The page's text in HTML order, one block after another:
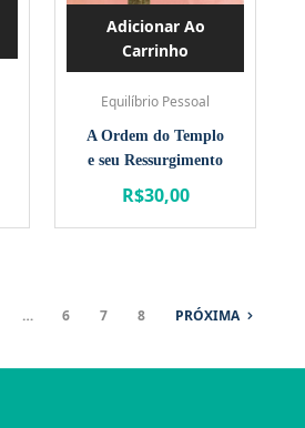
Adicionar Ao
Carrinho
Equilíbrio Pessoal
A Ordem do Templo
e seu Ressurgimento
R$30,00
… 6 7 8 PRÓXIMA